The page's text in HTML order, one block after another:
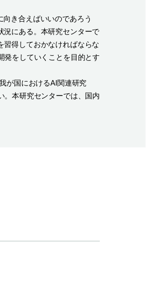
き合えばいいのであろう
況にある。本研究センターで
習得しておかなければならな
発をしていくことを目的とす
が国におけるAI関連研究
。本研究センターでは、国内